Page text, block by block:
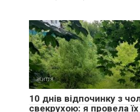
Життя
10 днів відпочинку з
свекрухою: я провела їх